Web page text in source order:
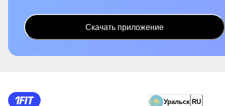
Скачать приложение
Уральск RU